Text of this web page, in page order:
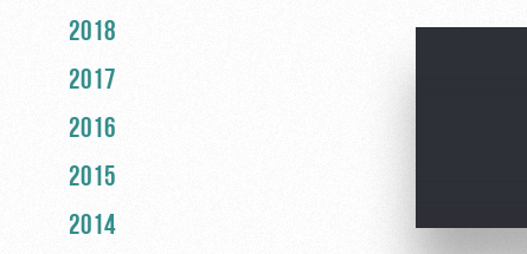
2018
2017
2016
2015
2014